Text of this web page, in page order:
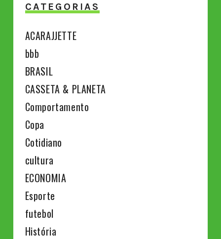
CATEGORIAS
ACARAJJETTE
bbb
BRASIL
CASSETA & PLANETA
Comportamento
Copa
Cotidiano
cultura
ECONOMIA
Esporte
futebol
História